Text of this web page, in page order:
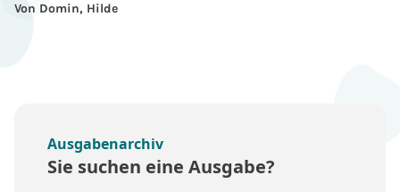
Von Domin, Hilde
Ausgabenarchiv
Sie suchen eine Ausgabe?